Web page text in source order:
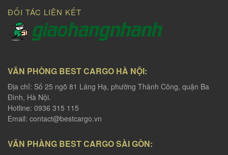
ĐỐI TÁC LIÊN KẾT
VĂN PHÒNG BEST CARGO HÀ NỘI:
Địa chỉ: Số 25 ngõ 81 Láng Hạ, phường Thành Công, quận Ba
Đình, Hà Nội.
Hotline: 0936 315 115
Email: contact@bestcargo.vn
VĂN PHÀNG BEST CARGO SÀI GÒN: